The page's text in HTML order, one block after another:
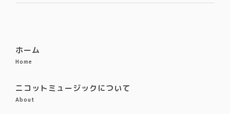
ホーム
Home
ニコットミュージックについて
About